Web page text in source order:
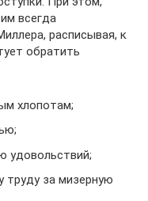
всегда
расписывая, к
обратить
хлопотам;
удовольствий;
труду за мизерную